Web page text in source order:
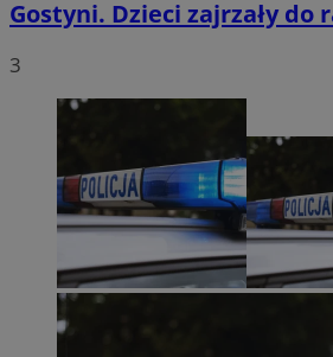
Gostyni. Dzieci zajrzały do
3